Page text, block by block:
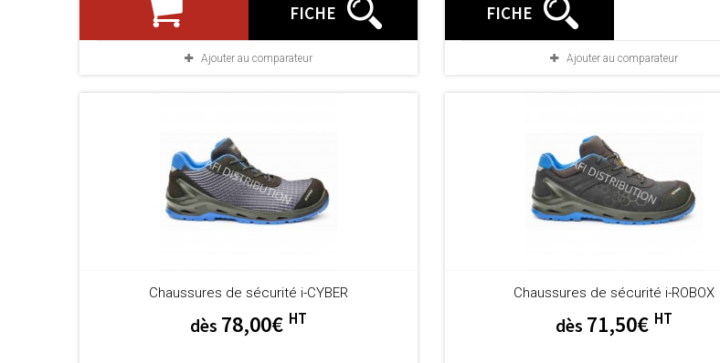
FICHE
Ajouter au comparateur
FICHE
Ajouter au comparateur
Chaussures de sécurité i-CYBER
dès 78,00€ HT
Chaussures de sécurité i-ROBOX
dès 71,50€ HT